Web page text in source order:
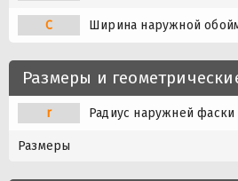
C Ширина наружной
Размеры и
r Радиус наружней фаски
Размеры